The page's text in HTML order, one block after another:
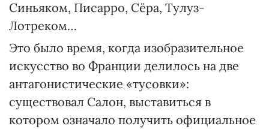
Синьяком, Писарро, Сёра, Тулуз-
Лотреком…
Это было время, когда изобразительное
искусство во Франции делилось на две
антагонистические «тусовки»:
существовал Салон, выставиться в
котором означало получить официальное